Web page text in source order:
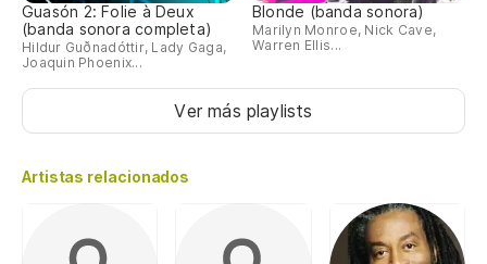
Guasón 2: Folie à Deux
(banda sonora completa)
Hildur Guðnadóttir, Lady Gaga,
Joaquin Phoenix...
Blonde (banda sonora)
Marilyn Monroe, Nick Cave,
Warren Ellis...
Ver más playlists
Artistas relacionados